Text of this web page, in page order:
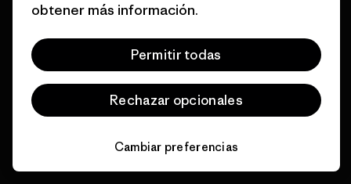
Apoyamos el activismo de
base.
obtener más información.
Permitir todas
Rechazar opcionales
Cambiar preferencias